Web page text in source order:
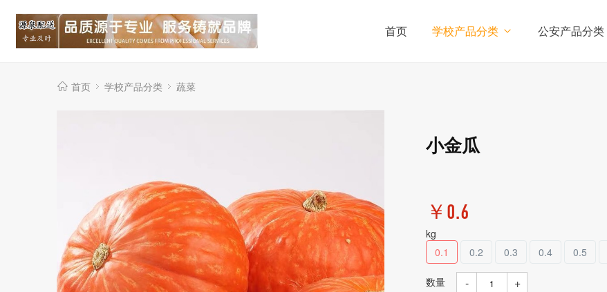
首页 学校产品分类 公安产品分类
首页 学校产品分类 蔬菜
小金瓜
￥0.6
kg
0.1
0.2 0.3 0.4 0.5
数量 - +